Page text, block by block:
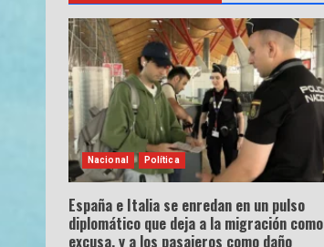
Nacional Política
España e Italia se enredan en un pulso
diplomático que deja a la migración como
excusa, y a los pasajeros como daño